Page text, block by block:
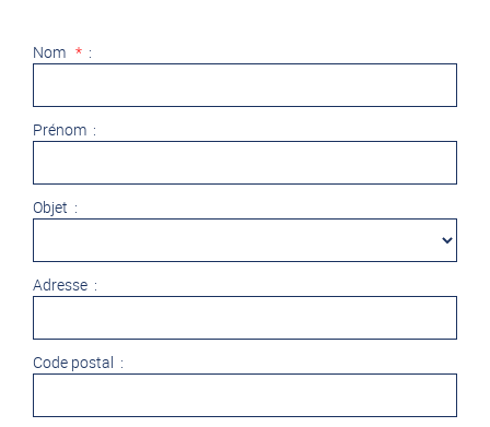
Nom * :
Prénom :
Objet :
Adresse :
Code postal :